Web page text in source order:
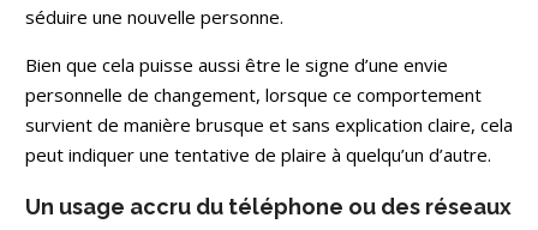
séduire une nouvelle personne.
Bien que cela puisse aussi être le signe d’une envie
personnelle de changement, lorsque ce comportement
survient de manière brusque et sans explication claire, cela
peut indiquer une tentative de plaire à quelqu’un d’autre.
Un usage accru du téléphone ou des réseaux